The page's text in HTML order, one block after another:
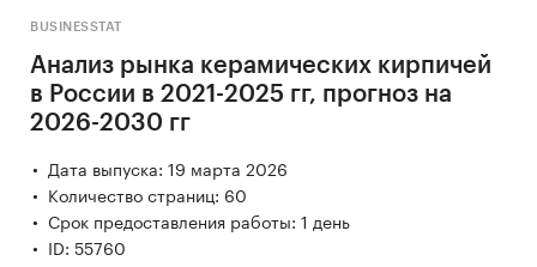
BUSINESSTAT
Анализ рынка керамических кирпичей
в России в 2021-2025 гг, прогноз на
2026-2030 гг
Дата выпуска: 19 марта 2026
Количество страниц: 60
Срок предоставления работы: 1 день
ID: 55760